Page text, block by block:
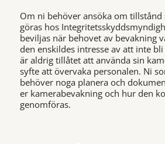
Om ni behöver ansöka om tillstånd
göras hos
beviljas när behovet av bevakning
den enskildes intresse av att inte
är aldrig tillåtet att använda sin
syfte att övervaka personalen. Ni
behöver noga planera och
er kamerabevakning och hur den
genomföras.